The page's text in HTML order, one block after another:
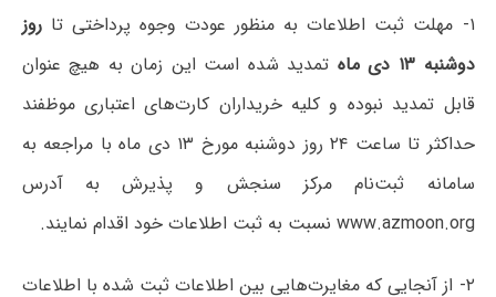
۱- مهلت ثبت‌ اطلاعات به منظور عودت وجوه پرداختی تا
روز
دوشنبه ۱۳ دی ماه
تمدید شده است این زمان به هیچ عنوان
قابل تمدید نبوده و کلیه خریداران کارت‌های اعتباری موظفند
حداکثر تا ساعت ۲۴ روز دوشنبه مورخ ۱۳ دی ماه با مراجعه به
سامانه ثبت‌نام مرکز سنجش و پذیرش به آدرس
www.azmoon.org نسبت به ثبت اطلاعات خود اقدام نمایند.
۲- از آنجایی که مغایرت‌هایی بین اطلاعات ثبت شده با اطلاعات